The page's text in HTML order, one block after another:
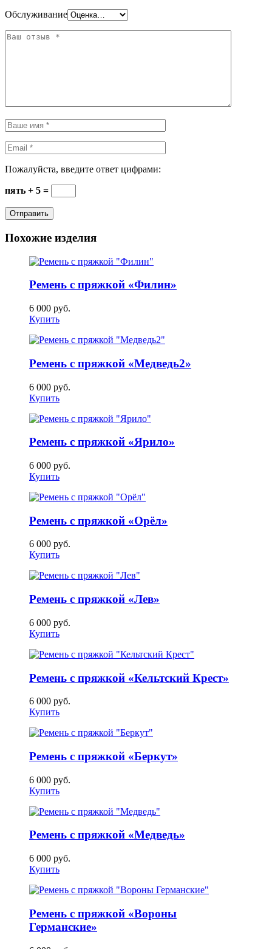
Обслуживание
Пожалуйста, введите ответ цифрами:
пять + 5 =
Похожие изделия
Ремень с пряжкой «Филин»
6 000 руб.
Купить
Ремень с пряжкой «Медведь2»
6 000 руб.
Купить
Ремень с пряжкой «Ярило»
6 000 руб.
Купить
Ремень с пряжкой «Орёл»
6 000 руб.
Купить
Ремень с пряжкой «Лев»
6 000 руб.
Купить
Ремень с пряжкой «Кельтский Крест»
6 000 руб.
Купить
Ремень с пряжкой «Беркут»
6 000 руб.
Купить
Ремень с пряжкой «Медведь»
6 000 руб.
Купить
Ремень с пряжкой «Вороны
Германские»